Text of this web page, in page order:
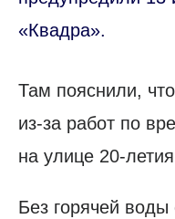
«Квадра».
Там пояснили,
из-за работ по
на улице 20-
Без горячей